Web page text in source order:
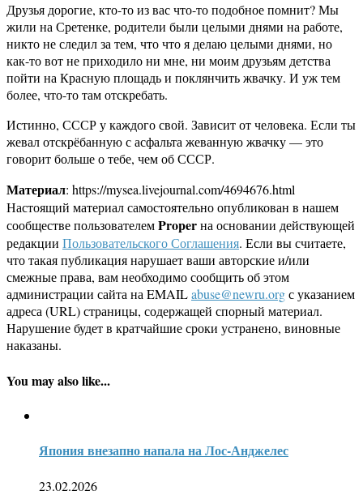
Друзья дорогие, кто-то из вас что-то подобное помнит? Мы
жили на Сретенке, родители были целыми днями на работе,
никто не следил за тем, что что я делаю целыми днями, но
как-то вот не приходило ни мне, ни моим друзьям детства
пойти на Красную площадь и поклянчить жвачку. И уж тем
более, что-то там отскребать.
Истинно, СССР у каждого свой. Зависит от человека. Если ты
жевал отскрёбанную с асфальта жеванную жвачку — это
говорит больше о тебе, чем об СССР.
Материал: https://mysea.livejournal.com/4694676.html
Настоящий материал самостоятельно опубликован в нашем
сообществе пользователемProperна основании действующей
редакции Пользовательского Соглашения. Если вы считаете,
что такая публикация нарушает ваши авторские и/или
смежные права, вам необходимо сообщить об этом
администрации сайта на EMAILabuse@newru.orgс указанием
адреса (URL) страницы, содержащей спорный материал.
Нарушение будет в кратчайшие сроки устранено, виновные
наказаны.
You may also like...
Япония внезапно напала на Лос-Анджелес
23.02.2026